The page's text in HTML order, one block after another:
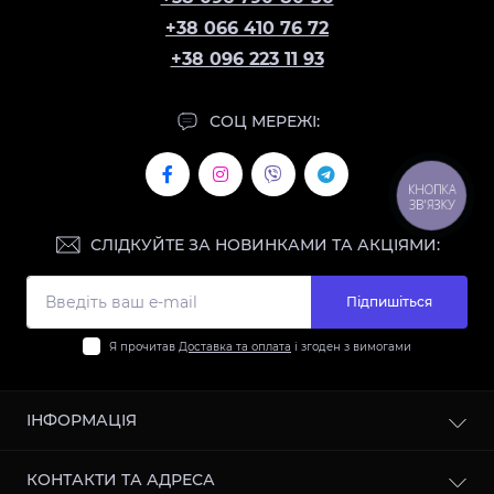
+38 066 410 76 72
+38 096 223 11 93
СОЦ МЕРЕЖІ:
СЛІДКУЙТЕ ЗА НОВИНКАМИ ТА АКЦІЯМИ:
Підпишіться
Я прочитав Доставка та оплата і згоден з вимогами
ІНФОРМАЦІЯ
КОНТАКТИ ТА АДРЕСА
КНОПКА
ЗВ'ЯЗКУ